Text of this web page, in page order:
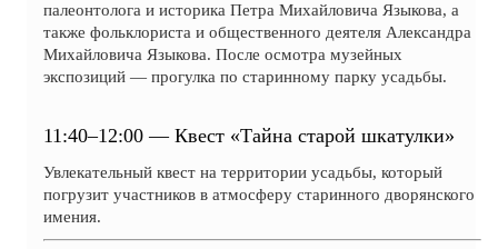
палеонтолога и историка Петра Михайловича Языкова, а
также фольклориста и общественного деятеля Александра
Михайловича Языкова. После осмотра музейных
экспозиций — прогулка по старинному парку усадьбы.
11:40–12:00 — Квест «Тайна старой шкатулки»
Увлекательный квест на территории усадьбы, который
погрузит участников в атмосферу старинного дворянского
имения.